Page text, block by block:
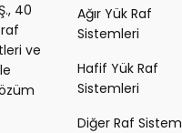
40
raf
ve
Ağır Yük Raf
Sistemleri
Hafif Yük Raf
Sistemleri
Diğer Raf